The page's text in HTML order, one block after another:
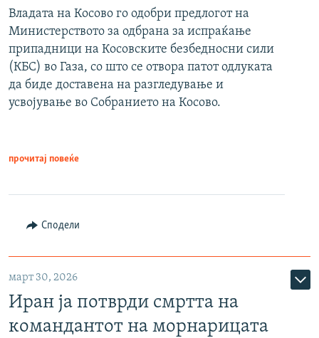
Владата на Косово го одобри предлогот на
Министерството за одбрана за испраќање
припадници на Косовските безбедносни сили
(КБС) во Газа, со што се отвора патот одлуката
да биде доставена на разгледување и
усвојување во Собранието на Косово.
прочитај повеќе
Сподели
март 30, 2026
Иран ја потврди смртта на
командантот на морнарицата